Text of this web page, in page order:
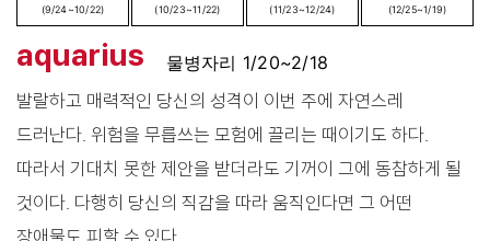
(9/24~10/22) (10/23~11/22) (11/23~12/24) (12/25~1/19)
aquarius
물병자리 1/20~2/18
발랄하고 매력적인 당신의 성격이 이번 주에 자연스레
드러난다. 위험을 무릅쓰는 모험에 끌리는 때이기도 하다.
따라서 기대치 못한 제안을 받더라도 기꺼이 그에 동참하게 될
것이다. 다행히 당신의 직감을 따라 움직인다면 그 어떤
장애물도 피할 수 있다.